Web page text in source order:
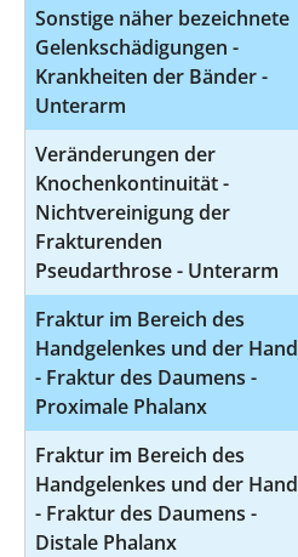
Sonstige näher bezeichnete
Gelenkschädigungen -
Krankheiten der Bänder -
Unterarm
Veränderungen der
Knochenkontinuität -
Nichtvereinigung der
Frakturenden
Pseudarthrose - Unterarm
Fraktur im Bereich des
Handgelenkes und der Hand
- Fraktur des Daumens -
Proximale Phalanx
Fraktur im Bereich des
Handgelenkes und der Hand
- Fraktur des Daumens -
Distale Phalanx